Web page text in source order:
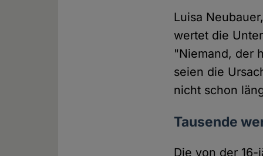
Luisa
wertet die
"Niemand, der
seien die
nicht schon
Tausende
Die von der